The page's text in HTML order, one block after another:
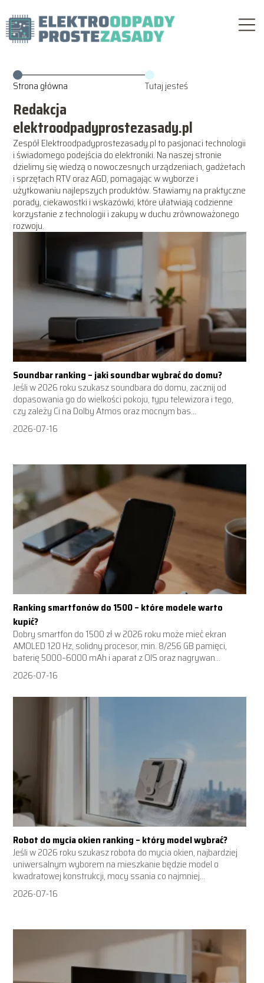
Strona główna Tutaj jesteś
Redakcja
elektroodpadyprostezasady.pl
Zespół Elektroodpadyprostezasady.pl to pasjonaci technologii
i świadomego podejścia do elektroniki. Na naszej stronie
dzielimy się wiedzą o nowoczesnych urządzeniach, gadżetach
i sprzętach RTV oraz AGD, pomagając w wyborze i
użytkowaniu najlepszych produktów. Stawiamy na praktyczne
porady, ciekawostki i wskazówki, które ułatwiają codzienne
korzystanie z technologii i zakupy w duchu zrównoważonego
rozwoju.
Soundbar ranking – jaki soundbar wybrać do domu?
Jeśli w 2026 roku szukasz soundbara do domu, zacznij od
dopasowania go do wielkości pokoju, typu telewizora i tego,
czy zależy Ci na Dolby Atmos oraz mocnym bas...
2026-07-16
Ranking smartfonów do 1500 – które modele warto
kupić?
Dobry smartfon do 1500 zł w 2026 roku może mieć ekran
AMOLED 120 Hz, solidny procesor, min. 8/256 GB pamięci,
baterię 5000–6000 mAh i aparat z OIS oraz nagrywan...
2026-07-16
Robot do mycia okien ranking – który model wybrać?
Jeśli w 2026 roku szukasz robota do mycia okien, najbardziej
uniwersalnym wyborem na mieszkanie będzie model o
kwadratowej konstrukcji, mocy ssania co najmniej...
2026-07-16